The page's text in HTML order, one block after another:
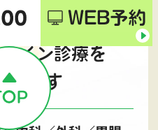
イン診療を
います